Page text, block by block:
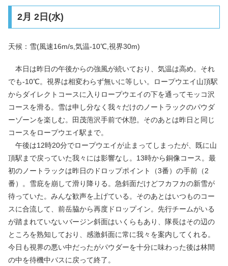
2月 2日(水)
天候：雪(風速16m/s,気温-10℃,視界30m)
本日は昨日の午後からの強風が続いており、気温は高め。それ
でも-10℃。視界は相変わらず無いに等しい。ロープウエイ山頂駅
からダイレクトコースに入りロープウエイの下を通ってモッコ沢
コースを滑る。雪は申し分なく我々だけのノートラックのパウダ
ーゾーンを楽しむ。田茂萢沢手前で休憩。そのあとは昨日と同じ
コースをロープウエイ駅まで。
午後は12時20分でロープウエイが止まってしまったが、既に山
頂駅まで戻っていた我々には影響なし。13時から銅像コース。最
初のノートラックは昨日のドロップポイント（3番）の手前（2
番）。雪庇を崩して滑り降りる。急斜面だけどフカフカの新雪が
待っていた。みんな歓声を上げている。そのあとはいつものコー
スに合流して、前岳脇から再度ドロップイン。先行チームがいる
が踏まれていないバージン斜面はいくらもあり、隊長はその辺の
ところを熟知しており、感激斜面に常に我々を案内してくれる。
今日も視界の悪い中だったがパウダーを十分に味わった後は林間
の中を待機中バスに戻って終了。